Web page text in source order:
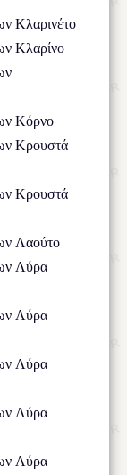
Κλαρινέτο
Κλαρίνο
Κόρνο
Κρουστά
Κρουστά
Λαούτο
Λύρα
Λύρα
Λύρα
Λύρα
Λύρα